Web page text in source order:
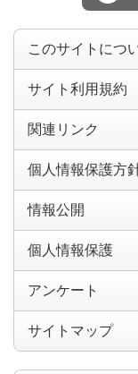
このサイトにつ
サイト利用規約
関連リンク
個人情報保護方
情報公開
個人情報保護
アンケート
サイトマップ